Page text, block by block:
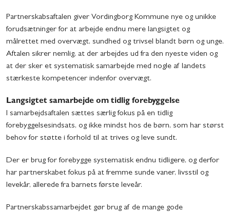
Partnerskabsaftalen giver Vordingborg Kommune nye og unikke
forudsætninger for at arbejde endnu mere langsigtet og
målrettet med overvægt, sundhed og trivsel blandt børn og unge.
Aftalen sikrer nemlig, at der arbejdes ud fra den nyeste viden og
at der sker et systematisk samarbejde med nogle af landets
stærkeste kompetencer indenfor overvægt.
Langsigtet samarbejde om tidlig forebyggelse
I samarbejdsaftalen sættes særlig fokus på en tidlig
forebyggelsesindsats, og ikke mindst hos de børn, som har størst
behov for støtte i forhold til at trives og leve sundt.
Der er brug for forebygge systematisk endnu tidligere, og derfor
har partnerskabet fokus på at fremme sunde vaner, livsstil og
levekår, allerede fra barnets første leveår.
Partnerskabssamarbejdet gør brug af de mange gode